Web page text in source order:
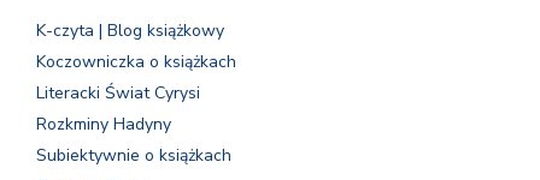
K-czyta | Blog książkowy
Koczowniczka o książkach
Literacki Świat Cyrysi
Rozkminy Hadyny
Subiektywnie o książkach